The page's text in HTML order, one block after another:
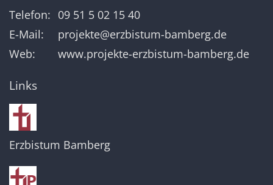
Telefon: 09 51 5 02 15 40
E-Mail:
projekte@erzbistum-bamberg.de
Web:
www.projekte-erzbistum-bamberg.de
Links
Erzbistum Bamberg